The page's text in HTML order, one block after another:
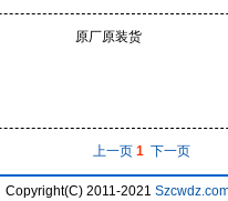
原厂原装货
上一页 1 下一页
Copyright(C) 2011-2021